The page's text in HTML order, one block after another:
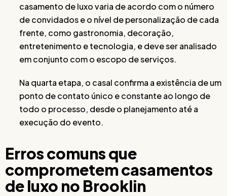
casamento de luxo varia de acordo com o número
de convidados e o nível de personalização de cada
frente, como gastronomia, decoração,
entretenimento e tecnologia, e deve ser analisado
em conjunto com o escopo de serviços.
Na quarta etapa, o casal confirma a existência de um
ponto de contato único e constante ao longo de
todo o processo, desde o planejamento até a
execução do evento.
Erros comuns que
comprometem casamentos
de luxo no Brooklin